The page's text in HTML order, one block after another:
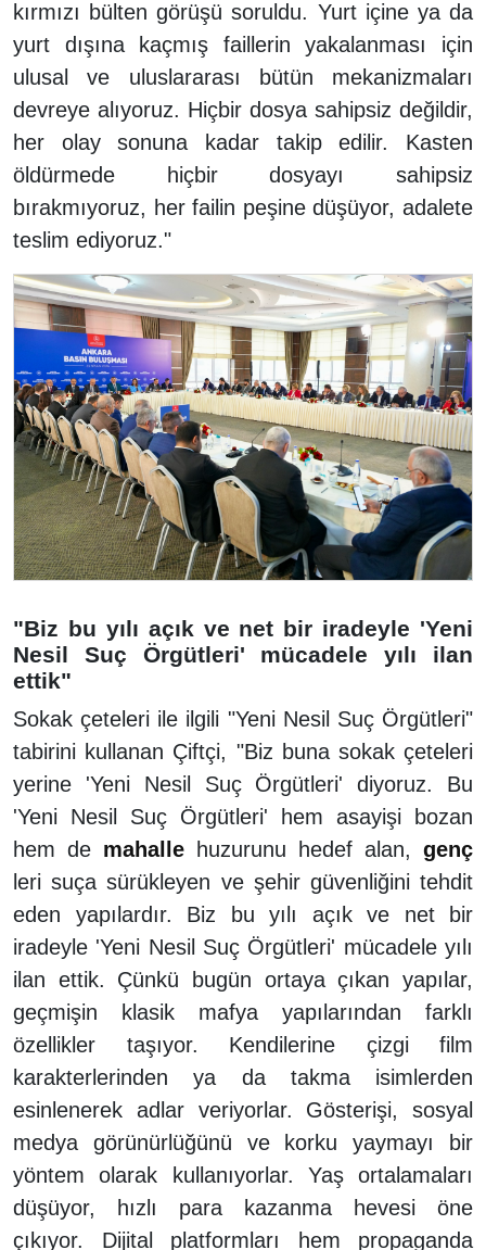
kırmızı bülten görüşü soruldu. Yurt içine ya da
yurt dışına kaçmış faillerin yakalanması için
ulusal ve uluslararası bütün mekanizmaları
devreye alıyoruz. Hiçbir dosya sahipsiz değildir,
her olay sonuna kadar takip edilir. Kasten
öldürmede hiçbir dosyayı sahipsiz
bırakmıyoruz, her failin peşine düşüyor, adalete
teslim ediyoruz."
"Biz bu yılı açık ve net bir iradeyle 'Yeni
Nesil Suç Örgütleri' mücadele yılı ilan
ettik"
Sokak çeteleri ile ilgili "Yeni Nesil Suç Örgütleri"
tabirini kullanan Çiftçi, "Biz buna sokak çeteleri
yerine 'Yeni Nesil Suç Örgütleri' diyoruz. Bu
'Yeni Nesil Suç Örgütleri' hem asayişi bozan
hem de mahalle huzurunu hedef alan, genç
leri suça sürükleyen ve şehir güvenliğini tehdit
eden yapılardır. Biz bu yılı açık ve net bir
iradeyle 'Yeni Nesil Suç Örgütleri' mücadele yılı
ilan ettik. Çünkü bugün ortaya çıkan yapılar,
geçmişin klasik mafya yapılarından farklı
özellikler taşıyor. Kendilerine çizgi film
karakterlerinden ya da takma isimlerden
esinlenerek adlar veriyorlar. Gösterişi, sosyal
medya görünürlüğünü ve korku yaymayı bir
yöntem olarak kullanıyorlar. Yaş ortalamaları
düşüyor, hızlı para kazanma hevesi öne
çıkıyor. Dijital platformları hem propaganda